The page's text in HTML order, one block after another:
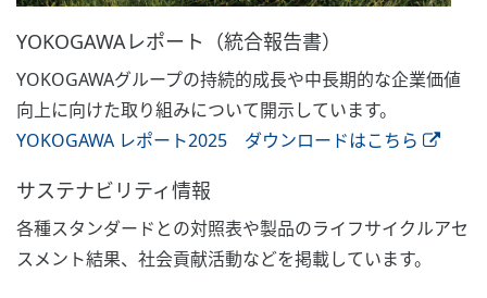
YOKOGAWAレポート（統合報告書）
YOKOGAWAグループの持続的成長や中長期的な企業価値
向上に向けた取り組みについて開示しています。
YOKOGAWA レポート2025 ダウンロードはこちら
サステナビリティ情報
各種スタンダードとの対照表や製品のライフサイクルアセ
スメント結果、社会貢献活動などを掲載しています。